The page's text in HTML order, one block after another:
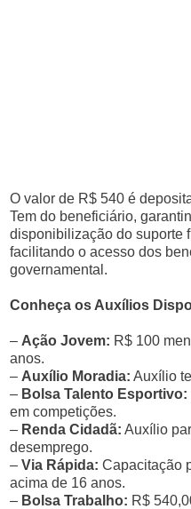
O valor de R$ 540 é
Tem do beneficiário,
disponibilização do suporte
facilitando o acesso dos
governamental.
Conheça os Auxílios
– Ação Jovem: R$ 100
anos.
– Auxílio Moradia: Auxílio
– Bolsa Talento Esportivo:
em competições.
– Renda Cidadã: Auxílio
desemprego.
–Via Rápida: Capacitação
acima de 16 anos.
– Bolsa Trabalho: R$